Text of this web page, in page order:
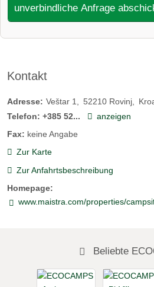
unverbindliche Anfrage
Kontakt
Adresse: Veštar 1 52210 Rovinj
Telefon: +385 52...
anzeigen
Fax: keine Angabe
Zur Karte
Zur Anfahrtsbeschreibung
Homepage:
www.maistra.com/properties/
Beliebte